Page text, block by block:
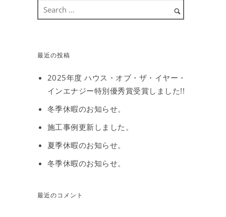
最近の投稿
2025年度 ハウス・オブ・ザ・イヤー・
インエナジー特別優秀賞受賞しました!!
冬季休暇のお知らせ。
施工事例更新しました。
夏季休暇のお知らせ。
冬季休暇のお知らせ。
最近のコメント